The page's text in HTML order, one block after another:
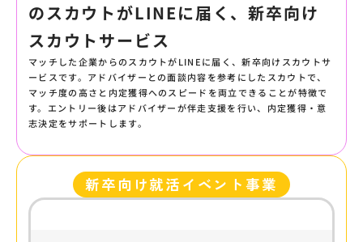
のスカウトがLINEに届く、新卒向け
スカウトサービス
マッチした企業からのスカウトがLINEに届く、新卒向けスカウトサ
ービスです。アドバイザーとの面談内容を参考にしたスカウトで、
マッチ度の高さと内定獲得へのスピードを両立できることが特徴で
す。エントリー後はアドバイザーが伴走支援を行い、内定獲得・意
志決定をサポートします。
新卒向け就活イベント事業